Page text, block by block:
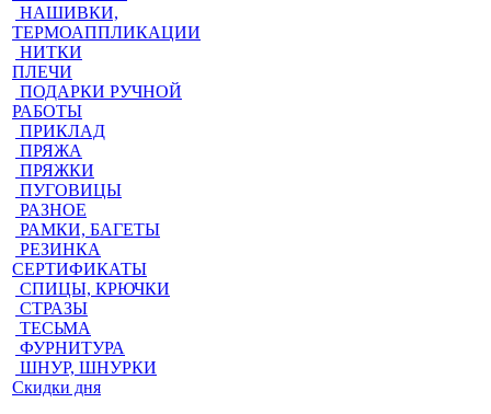
НАШИВКИ,
ТЕРМОАППЛИКАЦИИ
НИТКИ
ПЛЕЧИ
ПОДАРКИ РУЧНОЙ
РАБОТЫ
ПРИКЛАД
ПРЯЖА
ПРЯЖКИ
ПУГОВИЦЫ
РАЗНОЕ
РАМКИ, БАГЕТЫ
РЕЗИНКА
СЕРТИФИКАТЫ
СПИЦЫ, КРЮЧКИ
СТРАЗЫ
ТЕСЬМА
ФУРНИТУРА
ШНУР, ШНУРКИ
Скидки дня